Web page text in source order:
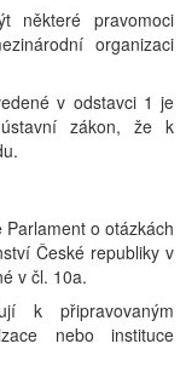
některé pravomoci
organizaci
v odstavci 1 je
zákon, že k
o otázkách
České republiky v
v čl. 10a.
k připravovaným
nebo instituce